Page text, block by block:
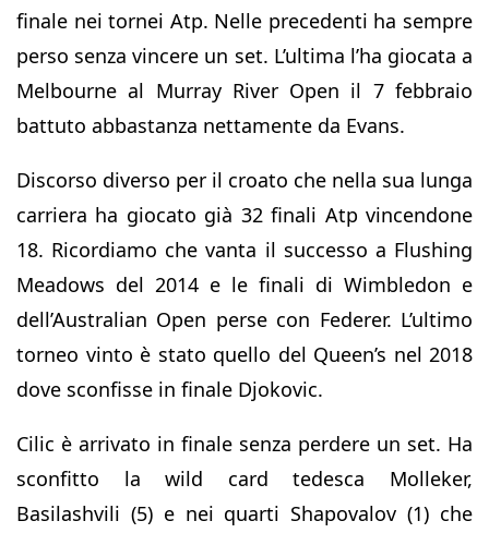
finale nei tornei Atp. Nelle precedenti ha sempre
perso senza vincere un set. L’ultima l’ha giocata a
Melbourne al Murray River Open il 7 febbraio
battuto abbastanza nettamente da Evans.
Discorso diverso per il croato che nella sua lunga
carriera ha giocato già 32 finali Atp vincendone
18. Ricordiamo che vanta il successo a Flushing
Meadows del 2014 e le finali di Wimbledon e
dell’Australian Open perse con Federer. L’ultimo
torneo vinto è stato quello del Queen’s nel 2018
dove sconfisse in finale Djokovic.
Cilic è arrivato in finale senza perdere un set. Ha
sconfitto la wild card tedesca Molleker,
Basilashvili (5) e nei quarti Shapovalov (1) che